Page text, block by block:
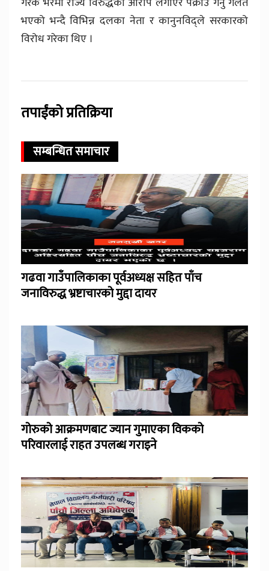
भएको भन्दै विभिन्न दलका नेता र कानुनविद्ले सरकारको
विरोध गरेका थिए ।
तपाईंको प्रतिक्रिया
सम्बन्धित समाचार
गढवा गाउँपालिकाका पूर्वअध्यक्ष सहित पाँच
जनाविरुद्ध भ्रष्टाचारको मुद्दा दायर
गोरुको आक्रमणबाट ज्यान गुमाएका विकको
परिवारलाई राहत उपलब्ध गराइने